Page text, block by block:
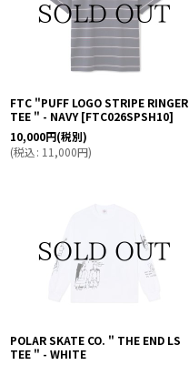
FTC "PUFF LOGO STRIPE RINGER
TEE " - NAVY [FTC026SPSH10]
10,000円(税別)
(税込: 11,000円)
POLAR SKATE CO. " THE END LS
TEE " - WHITE